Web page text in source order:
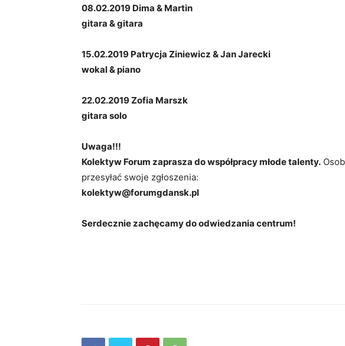
08.02.2019 Dima & Martin
gitara & gitara
15.02.2019 Patrycja Ziniewicz & Jan Jarecki
wokal & piano
22.02.2019 Zofia Marszk
gitara solo
Uwaga!!!
Kolektyw Forum zaprasza do współpracy młode talenty.
przesyłać swoje zgłoszenia:
kolektyw@forumgdansk.pl
Serdecznie zachęcamy do odwiedzania centrum!